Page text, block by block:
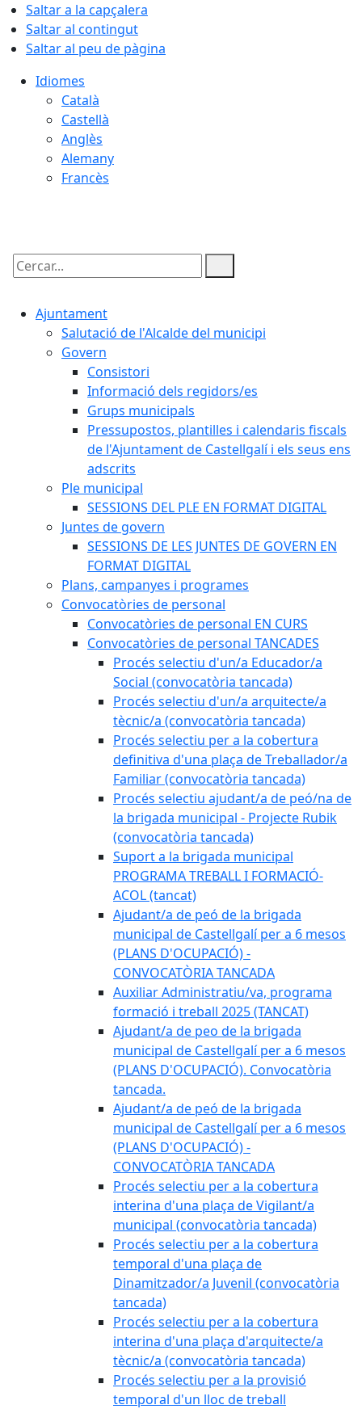
Saltar a la capçalera
Saltar al contingut
Saltar al peu de pàgina
Idiomes
Català
Castellà
Anglès
Alemany
Francès
Cercar:
Ajuntament
Salutació de l'Alcalde del municipi
Govern
Consistori
Informació dels regidors/es
Grups municipals
Pressupostos, plantilles i calendaris fiscals
de l'Ajuntament de Castellgalí i els seus ens
adscrits
Ple municipal
SESSIONS DEL PLE EN FORMAT DIGITAL
Juntes de govern
SESSIONS DE LES JUNTES DE GOVERN EN
FORMAT DIGITAL
Plans, campanyes i programes
Convocatòries de personal
Convocatòries de personal EN CURS
Convocatòries de personal TANCADES
Procés selectiu d'un/a Educador/a
Social (convocatòria tancada)
Procés selectiu d'un/a arquitecte/a
tècnic/a (convocatòria tancada)
Procés selectiu per a la cobertura
definitiva d'una plaça de Treballador/a
Familiar (convocatòria tancada)
Procés selectiu ajudant/a de peó/na de
la brigada municipal - Projecte Rubik
(convocatòria tancada)
Suport a la brigada municipal
PROGRAMA TREBALL I FORMACIÓ-
ACOL (tancat)
Ajudant/a de peó de la brigada
municipal de Castellgalí per a 6 mesos
(PLANS D'OCUPACIÓ) -
CONVOCATÒRIA TANCADA
Auxiliar Administratiu/va, programa
formació i treball 2025 (TANCAT)
Ajudant/a de peo de la brigada
municipal de Castellgalí per a 6 mesos
(PLANS D'OCUPACIÓ). Convocatòria
tancada.
Ajudant/a de peó de la brigada
municipal de Castellgalí per a 6 mesos
(PLANS D'OCUPACIÓ) -
CONVOCATÒRIA TANCADA
Procés selectiu per a la cobertura
interina d'una plaça de Vigilant/a
municipal (convocatòria tancada)
Procés selectiu per a la cobertura
temporal d'una plaça de
Dinamitzador/a Juvenil (convocatòria
tancada)
Procés selectiu per a la cobertura
interina d'una plaça d'arquitecte/a
tècnic/a (convocatòria tancada)
Procés selectiu per a la provisió
temporal d'un lloc de treball